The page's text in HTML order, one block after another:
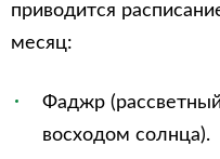
приводится
месяц:
Фаджр
восходом солнца).